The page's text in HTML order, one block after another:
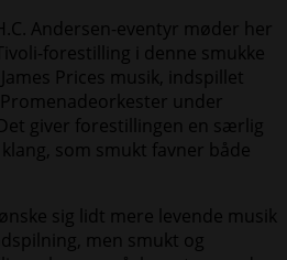
Andersen-eventyr møder her
forestilling i denne smukke
Prices musik, indspillet
under
giver forestillingen en særlig
som smukt favner både
sig lidt mere levende musik
men smukt og